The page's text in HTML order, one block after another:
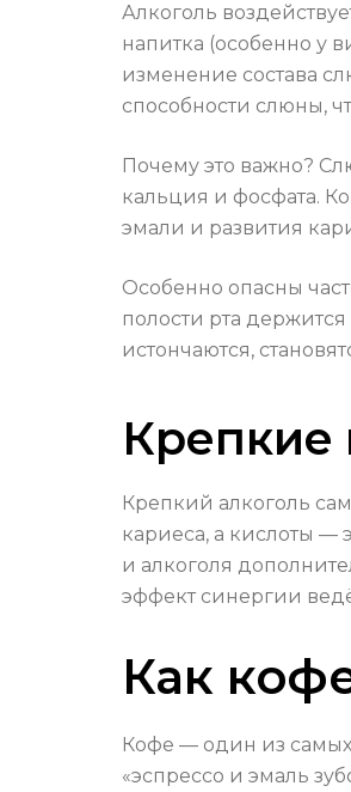
Алкоголь
напитка (особенно у
изменение состава
способности слюны,
Почему это важно?
кальция и фосфата.
эмали и развития
Особенно опасны
полости рта
истончаются,
Крепкие
Крепкий алкоголь
кариеса, а кислоты —
и алкоголя
эффект синергии
Как
Кофе — один из
«эспрессо и эмаль